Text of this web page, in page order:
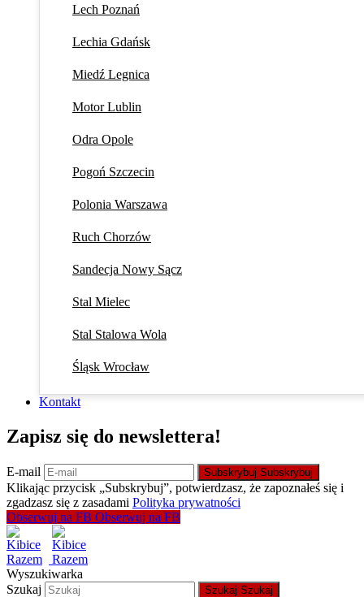
Lech Poznań
Lechia Gdańsk
Miedź Legnica
Motor Lublin
Odra Opole
Pogoń Szczecin
Polonia Warszawa
Ruch Chorzów
Sandecja Nowy Sącz
Stal Mielec
Stal Stalowa Wola
Śląsk Wrocław
Kontakt
Zapisz się do newslettera!
E-mail Subskrybuj Subskrybuj
Klikając przycisk „Subskrybuj”, potwierdzasz, że zapoznałeś się i
zgadzasz się z zasadami Polityka prywatności
Obserwuj na FB Obserwuj na FB
Wyszukiwarka
Szukaj
Szukaj Szukaj